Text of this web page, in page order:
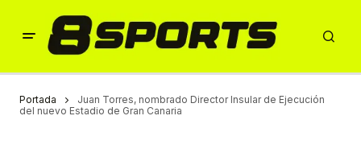
Portada
Juan Torres, nombrado Director Insular de Ejecución
del nuevo Estadio de Gran Canaria